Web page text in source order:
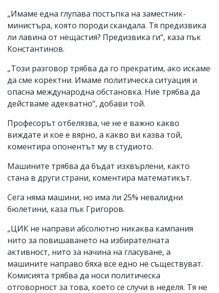
„Имаме една глупава постъпка на заместник-
министъра, която породи скандала. Тя предизвика
ли лавина от нещастия? Предизвика ги“, каза пък
Константинов.
„Този разговор трябва да го прекратим, ако искаме
да сме коректни. Имаме политическа ситуация и
опасна международна обстановка. Ние трябва да
действаме адекватно“, добави той.
Професорът отбелязва, че не е важно какво
виждате и кое е вярно, а какво ви казва той,
коментира опонентът му в студиото.
Машините трябва да бъдат изхвърлени, както
стана в други страни, коментира математикът.
Сега няма машини, но има ли 25% невалидни
бюлетини, каза пък Григоров.
„ЦИК не направи абсолютно никаква кампания
нито за повишаването на избирателната
активност, нито за начина на гласуване, а
машините направо бяха все едно не съществуват.
Комисията трябва да носи политическа
отговорност за това, което се случи в неделя. Тя не